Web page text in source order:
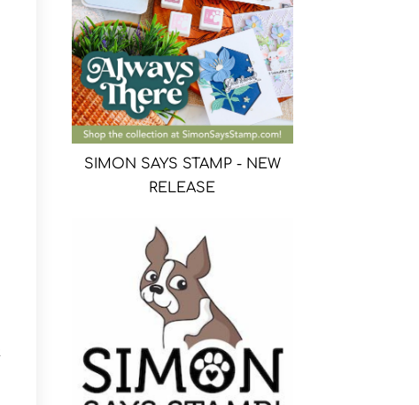
SIMON SAYS STAMP - NEW
RELEASE